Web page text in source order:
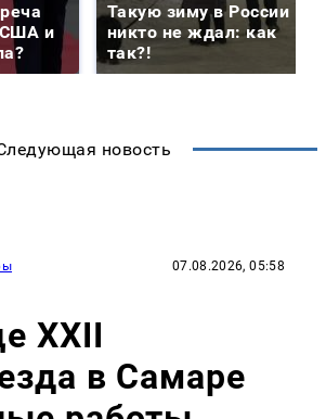
США и
Такую зиму в России
никто не ждал: как
так?!
новость
07.08.2026, 05:58
XXII
в Самаре